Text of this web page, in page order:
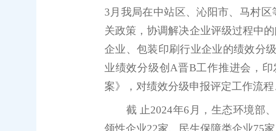
3月我局在中站区、沁阳市、马村
关政策，协调解决企业评级过程中的
企业、包装印刷行业企业的绩效分级
业绩效分级创A晋B工作推进会，印
案》，对绩效分级申报评定工作流
截 止2024年6 月 ， 生态环境部、
领性企业22家、民生保障类企业75